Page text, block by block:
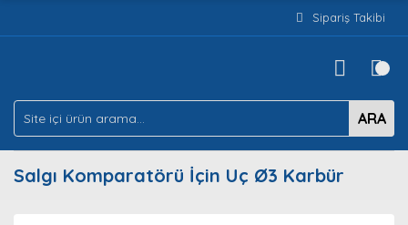
Sipariş Takibi
ARA
Salgı Komparatörü İçin Uç Ø3 Karbür